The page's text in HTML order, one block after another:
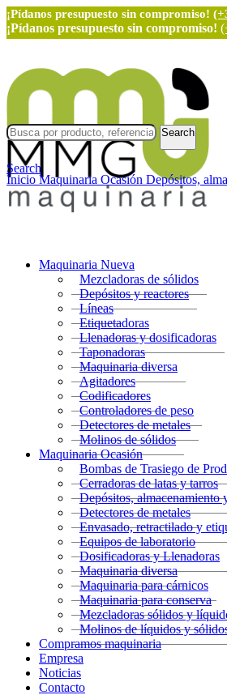
¡Pídanos presupuesto sin compromiso!
¡Pídanos presupuesto sin compromiso!
Maquinaria Nueva
Mezcladoras de sólidos
Depósitos y reactores
Líneas
Etiquetadoras
Llenadoras y dosificadoras
Taponadoras
Maquinaria diversa
Agitadores
Codificadores
Controladores de peso
Detectores de metales
Molinos de sólidos
Maquinaria Ocasión
Bombas de Trasiego de
Cerradoras de latas y tarros
Depósitos, almacenamiento
Detectores de metales
Envasado, retractilado y
Equipos de laboratorio
Dosificadoras y Llenadoras
Maquinaria diversa
Maquinaria para cárnicos
Maquinaria para conserva
Mezcladoras sólidos y
Molinos de líquidos y
Compramos maquinaria
Empresa
Noticias
Contacto
Search
Search
Inicio Maquinaria Ocasión Depósitos,